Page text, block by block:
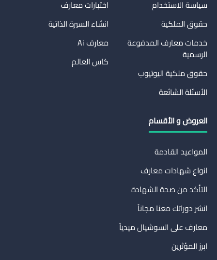
سياسة الاستخدام
حقوق الملكية
خدمات معارف المدفوعة
الرسمية
حقوق ملكية اليوتيوب
الأسئلة الشائعة
اختبارات معارف
انشاء السيرة الذاتية
معارف Ai
كاس العالم
العروض و الأقسام
المواعيد القادمة
انواع شهادات معارف
التأكد من صحة الشهادة
انشر دوراتك معنا مجاناً
معارف على السوشيال ميدياً
ابرز المؤثرين